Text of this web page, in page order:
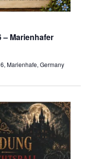
– Marienhafer
Marienhafe, Germany